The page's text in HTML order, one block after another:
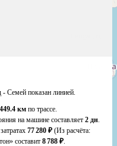
Семей показан линией.
км по трассе.
на машине составляет 2 дн.
77 280 ₽ (Из расчёта:
составит 8 788 ₽.